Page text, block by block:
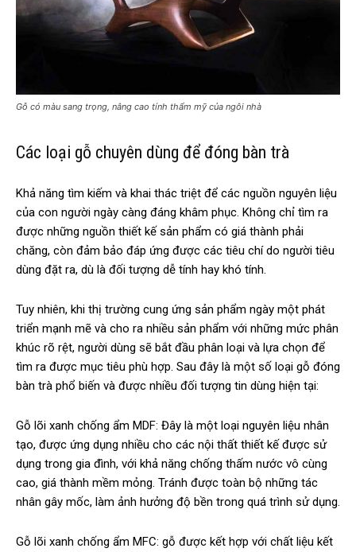
Gỗ có màu sang trọng, nâng cao tính thẩm mỹ của ngôi nhà
Các loại gỗ chuyên dùng để đóng bàn trà
Khả năng tìm kiếm và khai thác triệt để các nguồn nguyên liệu
của con người ngày càng đáng khâm phục. Không chỉ tìm ra
được những nguồn thiết kế sản phẩm có giá thành phải
chăng, còn đảm bảo đáp ứng được các tiêu chí do người tiêu
dùng đặt ra, dù là đối tượng dễ tính hay khó tính.
Tuy nhiên, khi thị trường cung ứng sản phẩm ngày một phát
triển mạnh mẽ và cho ra nhiều sản phẩm với những mức phân
khúc rõ rệt, người dùng sẽ bắt đầu phân loại và lựa chọn để
tìm ra được mục tiêu phù hợp. Sau đây là một số loại gỗ đóng
bàn trà phổ biến và được nhiều đối tượng tin dùng hiện tại:
Gỗ lõi xanh chống ẩm MDF: Đây là một loại nguyên liệu nhân
tạo, được ứng dụng nhiều cho các nội thất thiết kế được sử
dụng trong gia đình, với khả năng chống thấm nước vô cùng
cao, giá thành mềm mỏng. Tránh được toàn bộ những tác
nhân gây mốc, làm ảnh hưởng độ bền trong quá trình sử dụng.
Gỗ lõi xanh chống ẩm MFC: gỗ được kết hợp với chất liệu kết